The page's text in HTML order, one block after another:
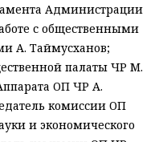
Администрации
с общественными
А. Таймусханов;
палаты ЧР М.
ОП ЧР А.
комиссии ОП
и экономического